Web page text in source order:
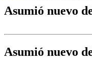
Asumió nuevo
Asumió nuevo